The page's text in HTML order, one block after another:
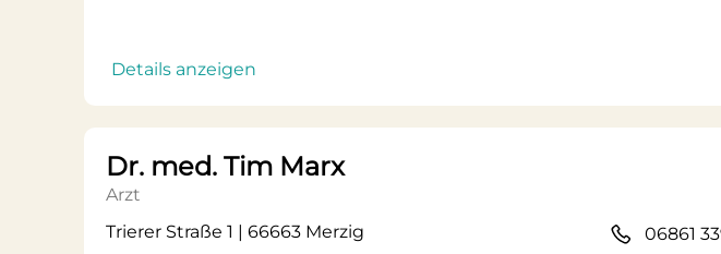
Details anzeigen
Dr. med. Tim Marx
Arzt
Trierer Straße 1 | 66663 Merzig
06861